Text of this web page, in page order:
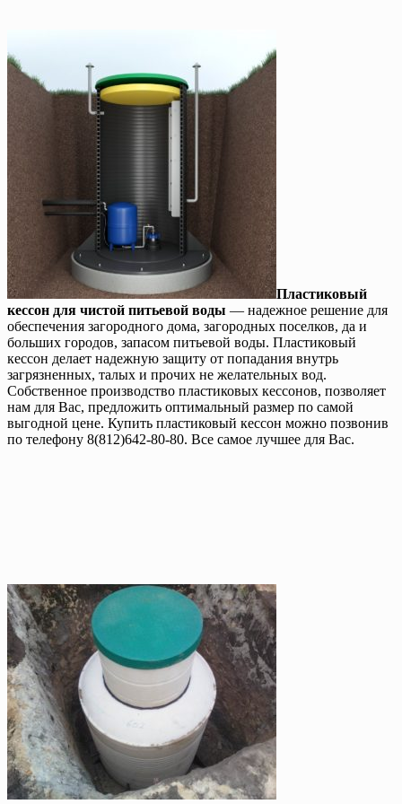
Пластиковый
кессон для чистой питьевой воды — надежное решение для
обеспечения загородного дома, загородных поселков, да и
больших городов, запасом питьевой воды. Пластиковый
кессон делает надежную защиту от попадания внутрь
загрязненных, талых и прочих не желательных вод.
Собственное производство пластиковых кессонов, позволяет
нам для Вас, предложить оптимальный размер по самой
выгодной цене. Купить пластиковый кессон можно позвонив
по телефону 8(812)642-80-80. Все самое лучшее для Вас.